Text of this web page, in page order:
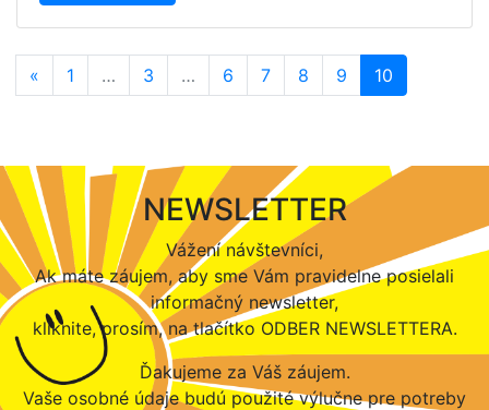
« 1 … 3 … 6 7 8 9 10
NEWSLETTER
Vážení návštevníci,
Ak máte záujem, aby sme Vám pravidelne posielali
informačný newsletter,
kliknite, prosím, na tlačítko ODBER NEWSLETTERA.
Ďakujeme za Váš záujem.
Vaše osobné údaje budú použité výlučne pre potreby